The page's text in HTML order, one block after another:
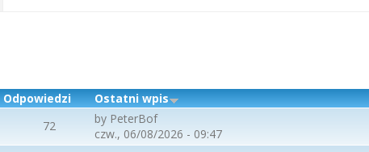
Odpowiedzi Ostatni wpis
72 by PeterBof
czw., 06/08/2026 - 09:47